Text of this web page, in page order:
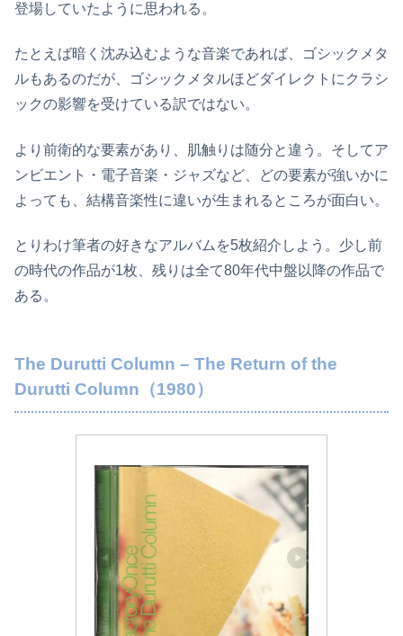
登場していたように思われる。
たとえば暗く沈み込むような音楽であれば、ゴシックメタ
ルもあるのだが、ゴシックメタルほどダイレクトにクラシ
ックの影響を受けている訳ではない。
より前衛的な要素があり、肌触りは随分と違う。そしてア
ンビエント・電子音楽・ジャズなど、どの要素が強いかに
よっても、結構音楽性に違いが生まれるところが面白い。
とりわけ筆者の好きなアルバムを5枚紹介しよう。少し前
の時代の作品が1枚、残りは全て80年代中盤以降の作品で
ある。
The Durutti Column – The Return of the
Durutti Column（1980）